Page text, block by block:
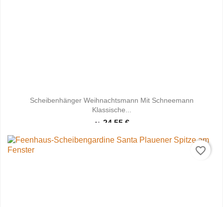
Scheibenhänger Weihnachtsmann Mit Schneemann
Klassische...
Ab 24,55 €
favorite_border